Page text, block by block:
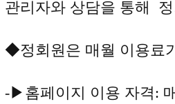
관리자와 상담을 통해
◆정회원은 매월 이용료
-▶홈페이지 이용 자격: